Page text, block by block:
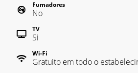
Fumadores
No
TV
Si
Wi-Fi
Gratuito em todo o